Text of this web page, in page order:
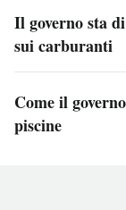
Il governo sta
sui carburanti
Come il
piscine